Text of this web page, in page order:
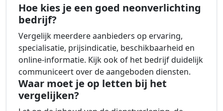
Hoe kies je een goed neonverlichting
bedrijf?
Vergelijk meerdere aanbieders op ervaring,
specialisatie, prijsindicatie, beschikbaarheid en
online-informatie. Kijk ook of het bedrijf duidelijk
communiceert over de aangeboden diensten.
Waar moet je op letten bij het
vergelijken?